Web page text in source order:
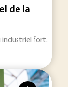
de la
industriel fort.